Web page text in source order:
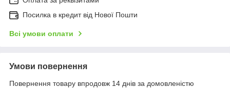
Посилка в кредит від Нової Пошти
Всі умови оплати
Умови повернення
Повернення товару впродовж 14 днів за домовленістю